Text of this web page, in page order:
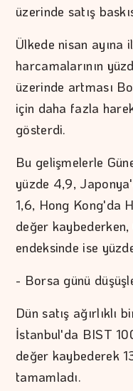
üzerinde satış
Ülkede nisan ayına
harcamalarının
üzerinde artması
için daha fazla
gösterdi.
Bu gelişmelerle
yüzde 4,9,
1,6, Hong Kong'da
değer
endeksinde ise
- Borsa günü
Dün satış ağırlıklı
İstanbul'da BIST
değer kaybederek
tamamladı.